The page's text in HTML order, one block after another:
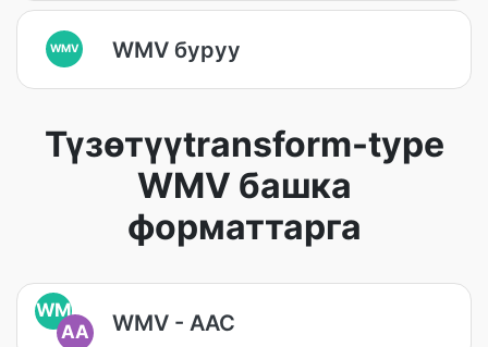
WMV WMV буруу
Түзөтүүtransform-type
WMV башка
форматтарга
WM
AA
WMV - AAC